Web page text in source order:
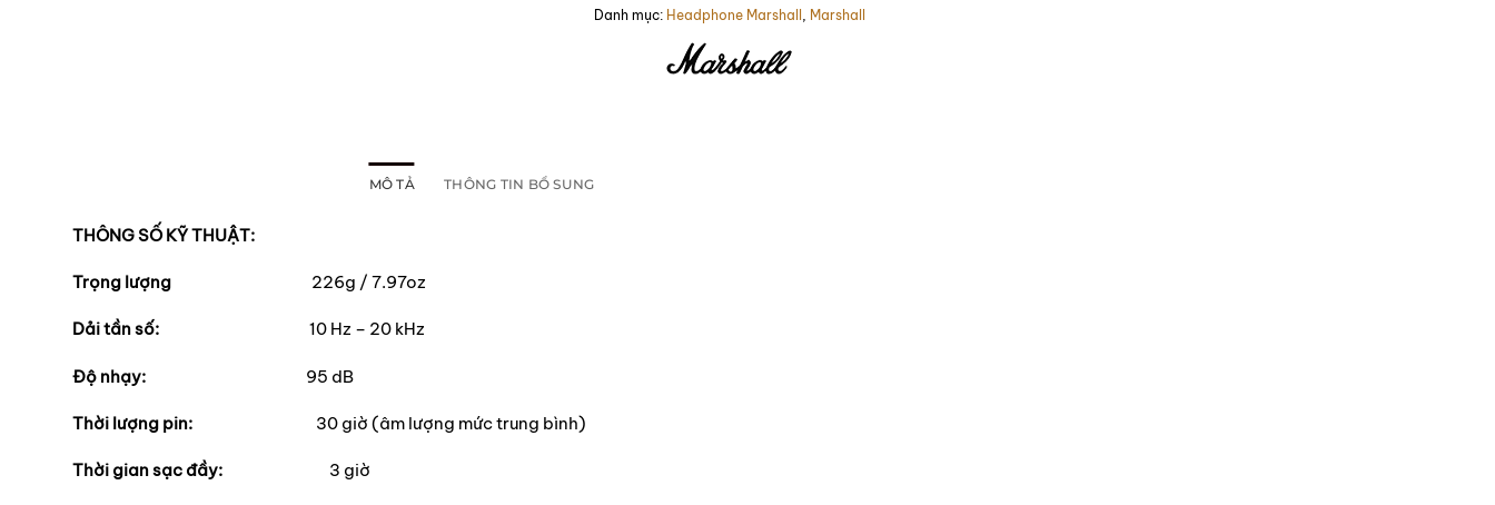
Danh mục: Headphone Marshall , Marshall
MÔ TẢ THÔNG TIN BỔ SUNG
THÔNG SỐ KỸ THUẬT:
Trọng lượng 226g / 7.97oz
Dải tần số: 10 Hz – 20 kHz
Độ nhạy: 95 dB
Thời lượng pin: 30 giờ (âm lượng mức trung bình)
Thời gian sạc đầy: 3 giờ